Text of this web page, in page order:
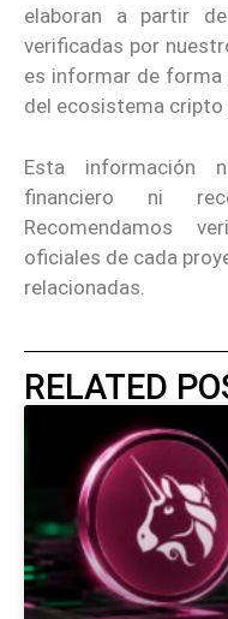
elaboran a partir
verificadas por
es informar de forma
del ecosistema cripto
Esta información
financiero ni
Recomendamos
oficiales de cada
relacionadas.
RELATED